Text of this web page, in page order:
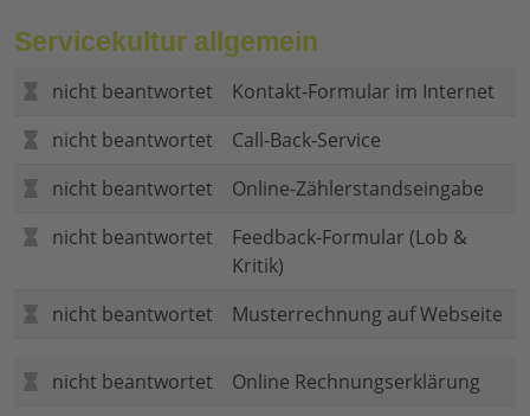
Servicekultur allgemein
nicht beantwortet
Kontakt-Formular im Internet
nicht beantwortet
Call-Back-Service
nicht beantwortet
Online-Zählerstandseingabe
nicht beantwortet
Feedback-Formular (Lob &
Kritik)
nicht beantwortet
Musterrechnung auf Webseite
nicht beantwortet
Online Rechnungserklärung